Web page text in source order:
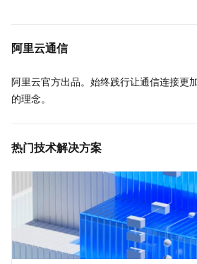
阿里云通信
阿里云官方出品。始终践行让通信连接更
的理念。
热门技术解决方案